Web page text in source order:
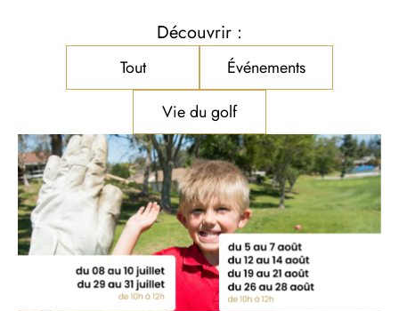
Découvrir :
Tout
Événements
Vie du golf